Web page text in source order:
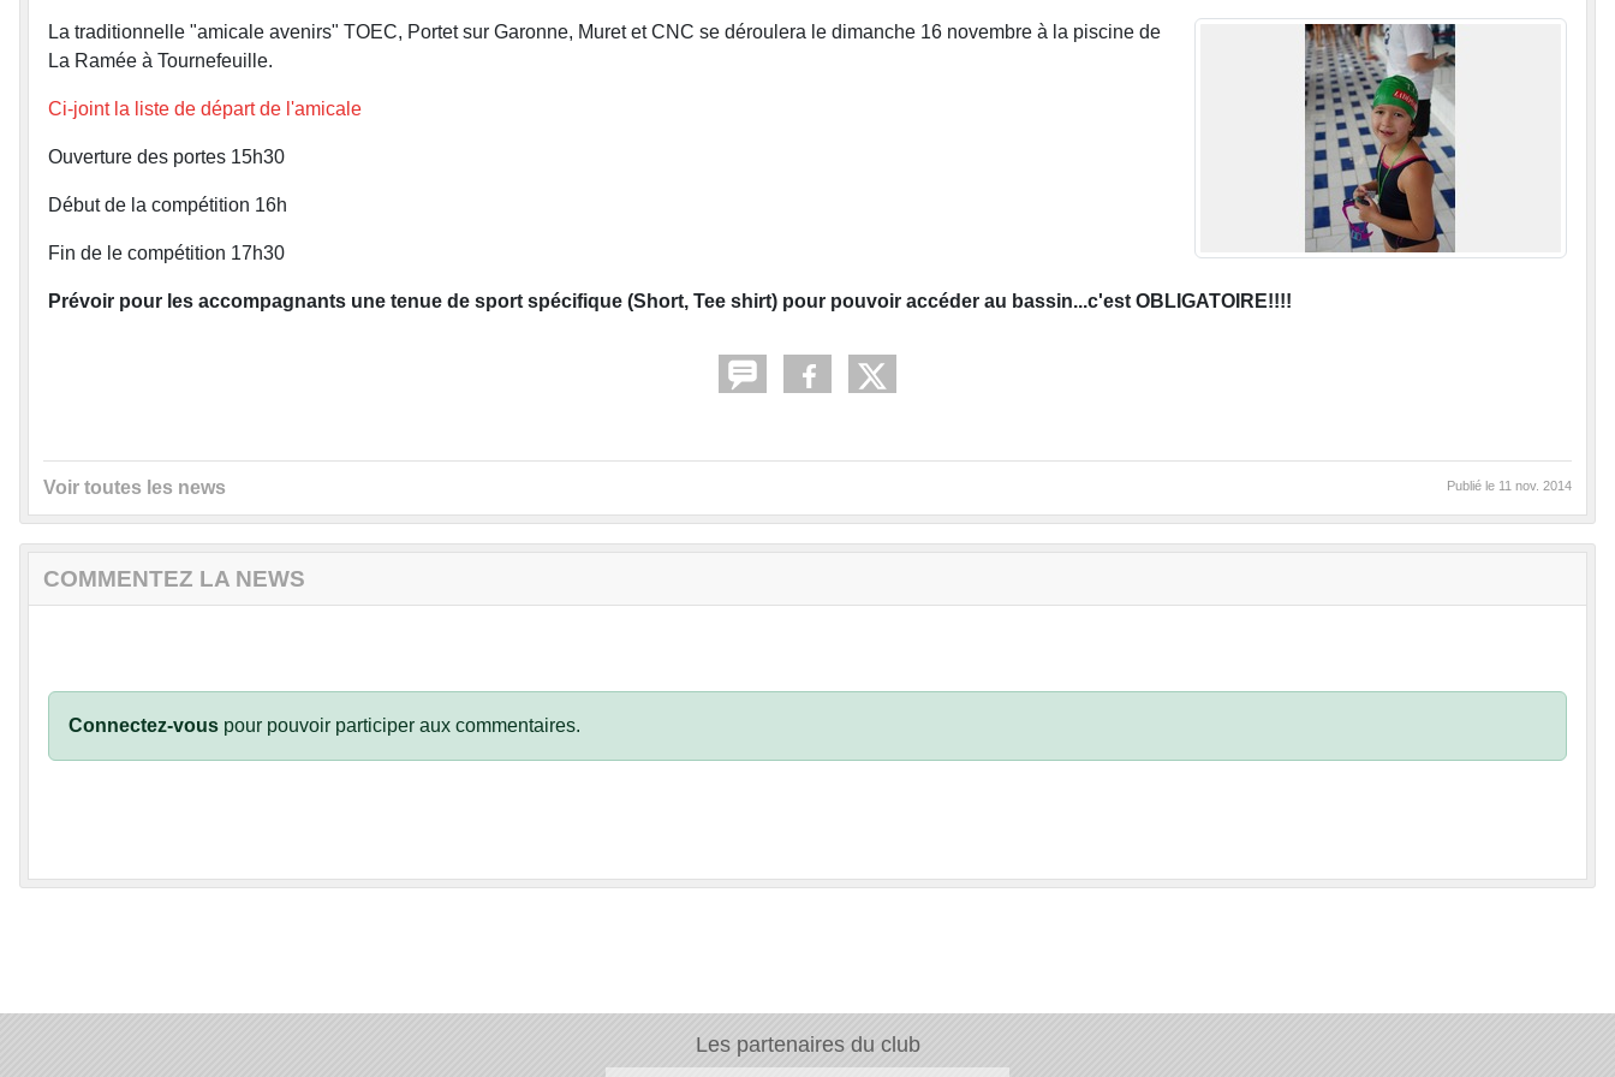
La traditionnelle "amicale avenirs" TOEC, Portet sur Garonne, Muret et CNC se déroulera le dimanche 16 novembre à la piscine de
La Ramée à Tournefeuille.
Ci-joint la liste de départ de l'amicale
Ouverture des portes 15h30
Début de la compétition 16h
Fin de le compétition 17h30
Prévoir pour les accompagnants une tenue de sport spécifique (Short, Tee shirt) pour pouvoir accéder au bassin...c'est OBLIGATOIRE!!!!
Voir toutes les news Publié le 11 nov. 2014
COMMENTEZ LA NEWS
Connectez-vous pour pouvoir participer aux commentaires.
Les partenaires du club